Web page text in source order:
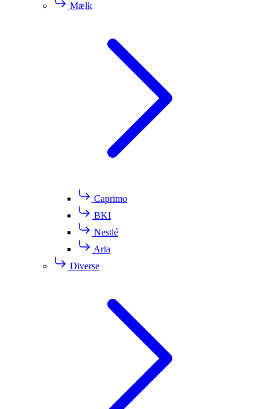
Mælk
Caprimo
BKI
Nestlé
Arla
Diverse